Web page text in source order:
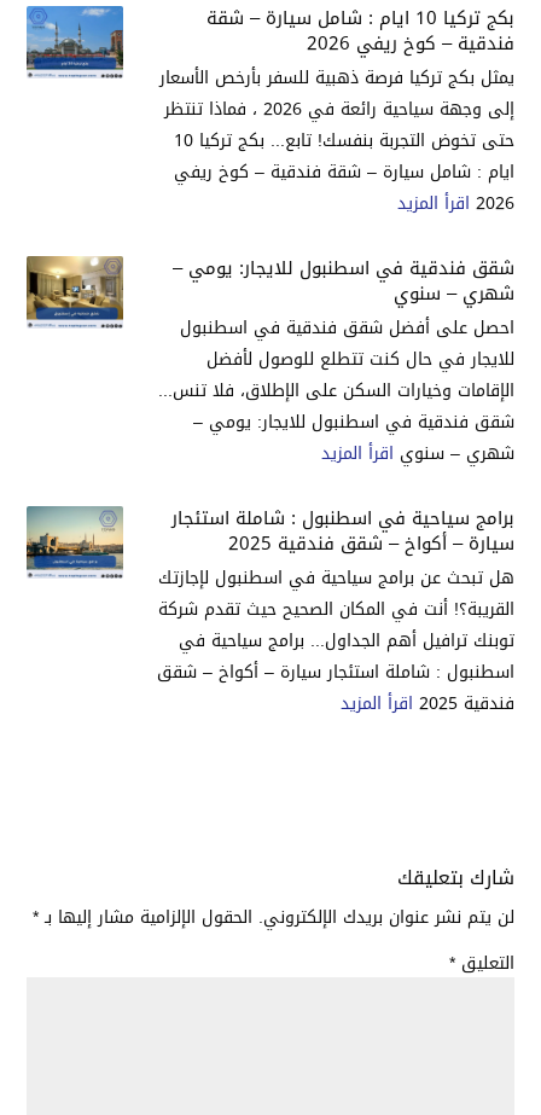
بكج تركيا 10 ايام : شامل سيارة – شقة
فندقية – كوخ ريفي 2026
يمثل بكج تركيا فرصة ذهبية للسفر بأرخص الأسعار
إلى وجهة سياحية رائعة في 2026 ، فماذا تنتظر
حتى تخوض التجربة بنفسك! تابع... بكج تركيا 10
ايام : شامل سيارة – شقة فندقية – كوخ ريفي
2026 اقرأ المزيد
شقق فندقية في اسطنبول للايجار: يومي –
شهري – سنوي
احصل على أفضل شقق فندقية في اسطنبول
للايجار في حال كنت تتطلع للوصول لأفضل
الإقامات وخيارات السكن على الإطلاق، فلا تنس...
شقق فندقية في اسطنبول للايجار: يومي –
شهري – سنوي اقرأ المزيد
برامج سياحية في اسطنبول : شاملة استئجار
سيارة – أكواخ – شقق فندقية 2025
هل تبحث عن برامج سياحية في اسطنبول لإجازتك
القريبة؟! أنت في المكان الصحيح حيث تقدم شركة
توبنك ترافيل أهم الجداول... برامج سياحية في
اسطنبول : شاملة استئجار سيارة – أكواخ – شقق
فندقية 2025
اقرأ المزيد
شارك بتعليقك
لن يتم نشر عنوان بريدك الإلكتروني. الحقول الإلزامية مشار إليها بـ*
التعليق *